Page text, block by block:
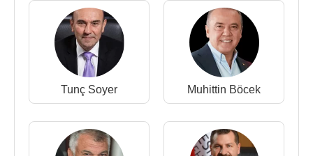
Tunç Soyer Muhittin Böcek